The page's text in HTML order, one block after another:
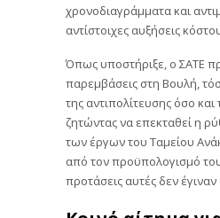
χρονοδιαγράμματα και
αντίστοιχες αυξήσεις
Όπως υποστήριξε, ο ΣΑΤΕ
παρεμβάσεις στη Βουλή,
της αντιπολίτευσης όσο
ζητώντας να επεκταθεί η
των έργων του Ταμείου
από τον προϋπολογισμό
προτάσεις αυτές δεν